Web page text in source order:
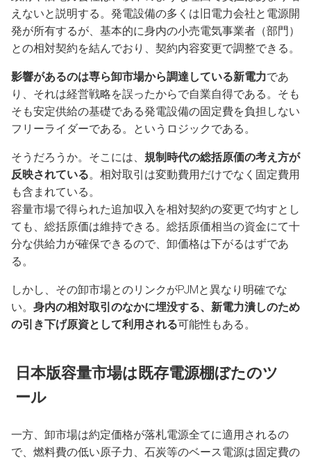
えないと説明する。発電設備の多くは旧電力会社と電源開
発が所有するが、基本的に身内の小売電気事業者（部門）
との相対契約を結んでおり、契約内容変更で調整できる。
影響があるのは専ら卸市場から調達している新電力であ
り、それは経営戦略を誤ったからで自業自得である。そも
そも安定供給の基礎である発電設備の固定費を負担しない
フリーライダーである。というロジックである。
そうだろうか。そこには、 規制時代の総括原価の考え方が
反映されている。相対取引は変動費用だけでなく固定費用
も含まれている。
容量市場で得られた追加収入を相対契約の変更で均すとし
ても、総括原価は維持できる。総括原価相当の資金にて十
分な供給力が確保できるので、卸価格は下がるはずであ
る。
しかし、その卸市場とのリンクがPJMと異なり明確でな
い。 身内の相対取引のなかに埋没する、新電力潰しのため
の引き下げ原資として利用される可能性もある。
日本版容量市場は既存電源棚ぼたのツ
ール
一方、卸市場は約定価格が落札電源全てに適用されるの
で、燃料費の低い原子力、石炭等のベース電源は固定費の